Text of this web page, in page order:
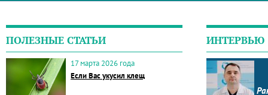
ПОЛЕЗНЫЕ СТАТЬИ
17 марта 2026 года
Если Вас укусил клещ
ИНТЕРВЬЮ